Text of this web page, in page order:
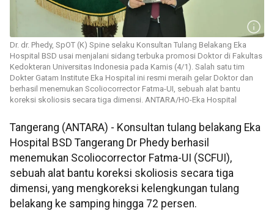
Dr. dr. Phedy, SpOT (K) Spine selaku Konsultan Tulang Belakang Eka
Hospital BSD usai menjalani sidang terbuka promosi Doktor di Fakultas
Kedokteran Universitas Indonesia pada Kamis (4/1). Salah satu tim
Dokter Gatam Institute Eka Hospital ini resmi meraih gelar Doktor dan
berhasil menemukan Scoliocorrector Fatma-UI, sebuah alat bantu
koreksi skoliosis secara tiga dimensi. ANTARA/HO-Eka Hospital
Tangerang (ANTARA) - Konsultan tulang belakang Eka
Hospital BSD Tangerang Dr Phedy berhasil
menemukan Scoliocorrector Fatma-UI (SCFUI),
sebuah alat bantu koreksi skoliosis secara tiga
dimensi, yang mengkoreksi kelengkungan tulang
belakang ke samping hingga 72 persen.